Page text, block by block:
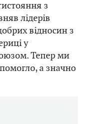
з
лідерів
відносин з
у
Тепер ми
а значно